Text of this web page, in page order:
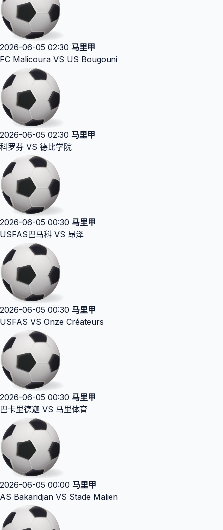
2026-06-05 02:30 马里甲
FC Malicoura VS US Bougouni
2026-06-05 02:30 马里甲
科罗芬 VS 德比学院
2026-06-05 00:30 马里甲
USFAS巴马科 VS 昂泽
2026-06-05 00:30 马里甲
USFAS VS Onze Créateurs
2026-06-05 00:30 马里甲
巴卡里德迦 VS 马里体育
2026-06-05 00:00 马里甲
AS Bakaridjan VS Stade Malien